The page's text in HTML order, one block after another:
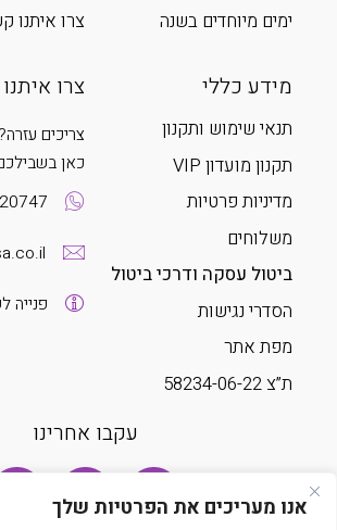
אנו מעריכים את הפרטיות שלך
ימים מיוחדים בשנה
צרו איתנו
מידע כללי
תנאי שימוש ותקנון
תקנון מועדון VIP
מדיניות פרטיות
משלוחים
ביטול עסקה ודרכי ביטול
הסדרי נגישות
מפת אתר
ת”צ 58234-06-22
צרו
צריכים
כאן
פנייה
עקבו אחרינו